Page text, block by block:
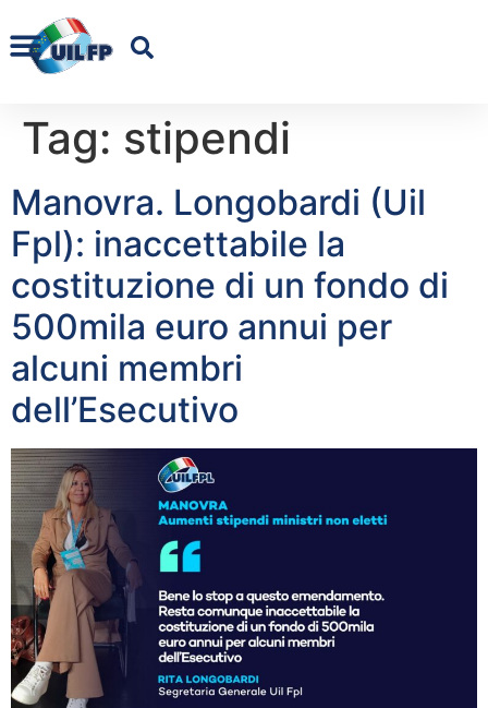
Tag: stipendi
Manovra. Longobardi (Uil
Fpl): inaccettabile la
costituzione di un fondo di
500mila euro annui per
alcuni membri
dell’Esecutivo